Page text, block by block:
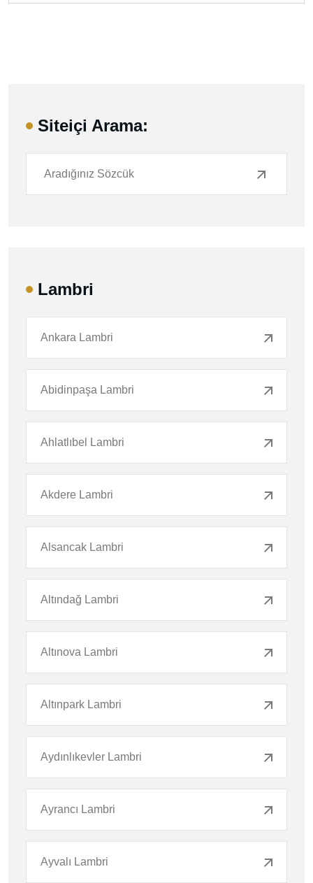
Siteiçi Arama:
Lambri
Ankara Lambri
Abidinpaşa Lambri
Ahlatlıbel Lambri
Akdere Lambri
Alsancak Lambri
Altındağ Lambri
Altınova Lambri
Altınpark Lambri
Aydınlıkevler Lambri
Ayrancı Lambri
Ayvalı Lambri